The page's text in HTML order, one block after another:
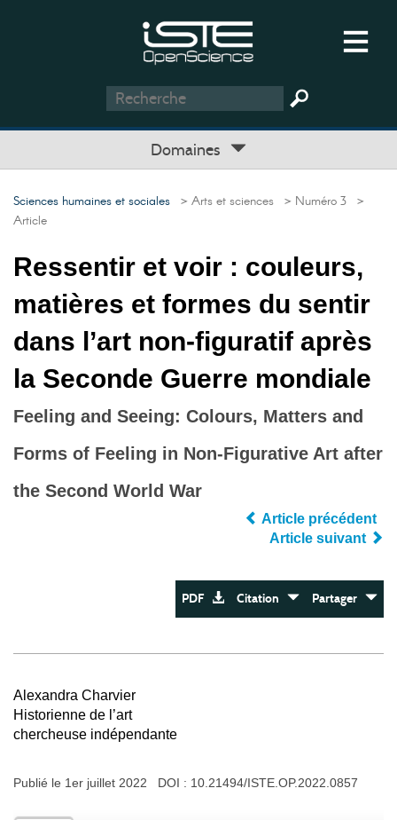
Domaines
Sciences humaines et sociales > Arts et sciences > Numéro 3 >
Article
Ressentir et voir : couleurs,
matières et formes du sentir
dans l’art non-figuratif après
la Seconde Guerre mondiale
Feeling and Seeing: Colours, Matters and
Forms of Feeling in Non-Figurative Art after
the Second World War
Article précédent
Article suivant
PDF Citation Partager
Alexandra Charvier
Historienne de l’art
chercheuse indépendante
Publié le 1er juillet 2022 DOI : 10.21494/ISTE.OP.2022.0857